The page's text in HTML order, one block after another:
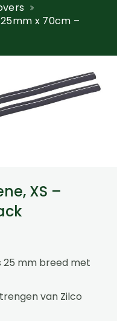
x 70cm –
XS –
25 mm breed met
van Zilco